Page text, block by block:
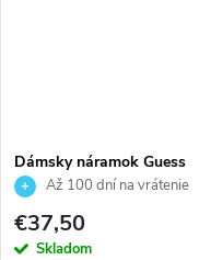
Dámsky náramok Guess
JUBB05057JWYGS
Až 100 dní na vrátenie
tovaru. Autorizovaný predajca.
€37,50
Skladom